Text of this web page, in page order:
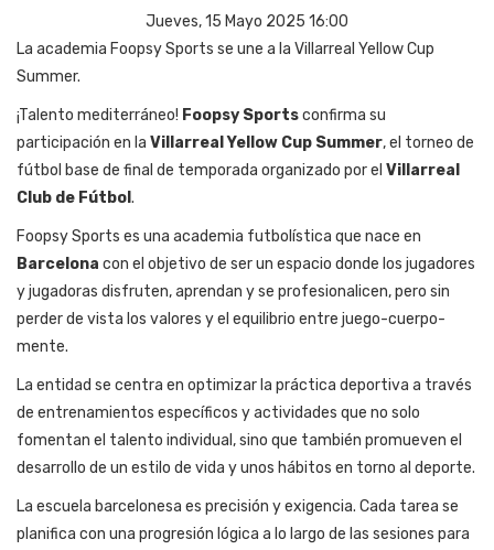
Jueves, 15 Mayo 2025 16:00
La academia Foopsy Sports se une a la Villarreal Yellow Cup
Summer.
¡Talento mediterráneo! Foopsy Sportsconfirma su
participación en la Villarreal Yellow Cup Summer, el torneo de
fútbol base de final de temporada organizado por el Villarreal
Club de Fútbol .
Foopsy Sports es una academia futbolística que nace en
Barcelona con el objetivo de ser un espacio donde los jugadores
y jugadoras disfruten, aprendan y se profesionalicen, pero sin
perder de vista los valores y el equilibrio entre juego-cuerpo-
mente.
La entidad se centra en optimizar la práctica deportiva a través
de entrenamientos específicos y actividades que no solo
fomentan el talento individual, sino que también promueven el
desarrollo de un estilo de vida y unos hábitos en torno al deporte.
La escuela barcelonesa es precisión y exigencia. Cada tarea se
planifica con una progresión lógica a lo largo de las sesiones para